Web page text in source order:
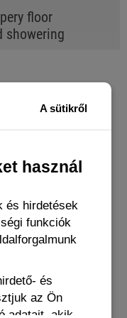
A sütikről
használ
és hirdetések
funkciók
és
az Ön
adatait, akik
floor
showering
ITEMS